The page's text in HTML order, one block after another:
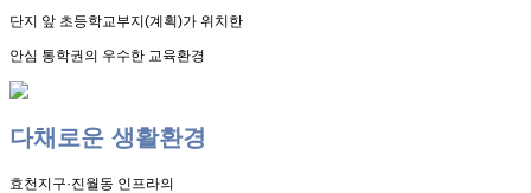
단지 앞 초등학교부지(계획)가 위치한
안심 통학권의 우수한 교육환경
다채로운 생활환경
효천지구·진월동 인프라의